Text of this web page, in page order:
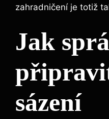
zahradničení je totiž
Jak
sázení